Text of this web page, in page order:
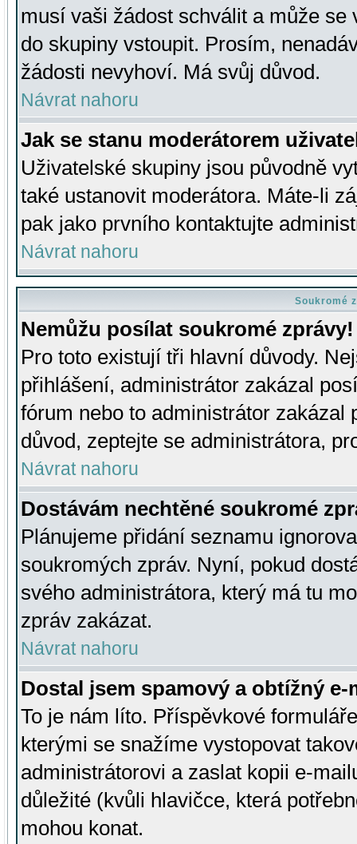
musí vaši žádost schválit a může se
do skupiny vstoupit. Prosím,
žádosti nevyhoví. Má svůj důvod.
Návrat nahoru
Jak se stanu moderátorem
Uživatelské skupiny jsou původně
také ustanovit moderátora. Máte-li
pak jako prvního kontaktujte
Návrat nahoru
Soukromé
Nemůžu posílat soukromé zprávy!
Pro toto existují tři hlavní důvody.
přihlášení, administrátor zakázal
fórum nebo to administrátor zakázal
důvod, zeptejte se administrátora,
Návrat nahoru
Dostávám nechtěné soukromé
Plánujeme přidání seznamu
soukromých zpráv. Nyní, pokud
svého administrátora, který má tu
zpráv zakázat.
Návrat nahoru
Dostal jsem spamový a obtížný
To je nám líto. Příspěvkové
kterými se snažíme vystopovat
administrátorovi a zaslat kopii e-
důležité (kvůli hlavičce, která
mohou konat.